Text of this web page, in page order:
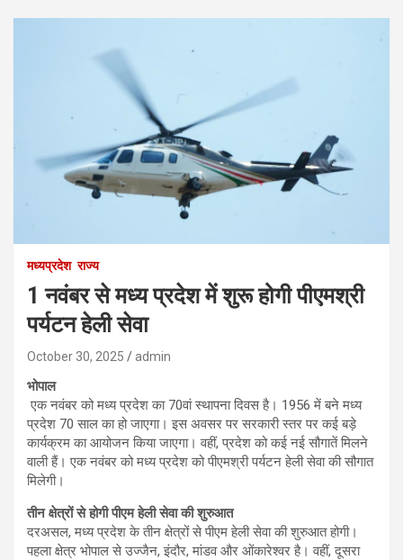
मध्यप्रदेश राज्य
1 नवंबर से मध्य प्रदेश में शुरू होगी पीएमश्री
पर्यटन हेली सेवा
October 30, 2025 admin
भोपाल
एक नवंबर को मध्य प्रदेश का 70वां स्थापना दिवस है। 1956 में बने मध्य
प्रदेश 70 साल का हो जाएगा। इस अवसर पर सरकारी स्तर पर कई बड़े
कार्यक्रम का आयोजन किया जाएगा। वहीं, प्रदेश को कई नई सौगातें मिलने
वाली हैं। एक नवंबर को मध्य प्रदेश को पीएमश्री पर्यटन हेली सेवा की सौगात
मिलेगी।
तीन क्षेत्रों से होगी पीएम हेली सेवा की शुरुआत
दरअसल, मध्य प्रदेश के तीन क्षेत्रों से पीएम हेली सेवा की शुरुआत होगी।
पहला क्षेत्र भोपाल से उज्जैन, इंदौर, मांडव और ओंकारेश्वर है। वहीं, दूसरा